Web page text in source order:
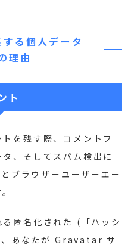
る個人データ
理由
ト
を残す際、コメントフ
、そしてスパム検出に
ブラウザーユーザーエー
匿名化された (「ハッシ
、あなたが Gravatar サ